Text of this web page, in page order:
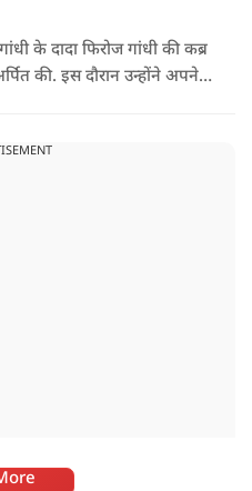
के दादा फिरोज गांधी की कब्र
की. इस दौरान उन्होंने अपने